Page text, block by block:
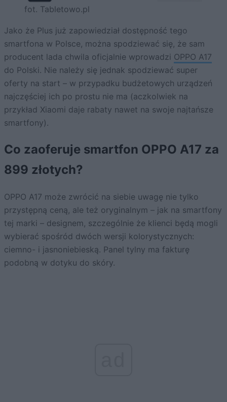
fot. Tabletowo.pl
Jako że Plus już zapowiedział dostępność tego
smartfona w Polsce, można spodziewać się, że sam
producent lada chwila oficjalnie wprowadzi OPPO A17
do Polski. Nie należy się jednak spodziewać super
oferty na start – w przypadku budżetowych urządzeń
najczęściej ich po prostu nie ma (aczkolwiek na
przykład Xiaomi daje rabaty nawet na swoje najtańsze
smartfony).
Co zaoferuje smartfon OPPO A17 za
899 złotych?
OPPO A17 może zwrócić na siebie uwagę nie tylko
przystępną ceną, ale też oryginalnym – jak na smartfony
tej marki – designem, szczególnie że klienci będą mogli
wybierać spośród dwóch wersji kolorystycznych:
ciemno- i jasnoniebieską. Panel tylny ma fakturę
podobną w dotyku do skóry.